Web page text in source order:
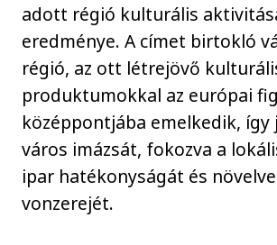
adott régió kulturális
eredménye. A címet birtokló
régió, az ott létrejövő
produktumokkal az európai
középpontjába emelkedik, így
város imázsát, fokozva a
ipar hatékonyságát és
vonzerejét.